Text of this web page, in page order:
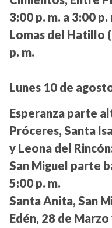
3:00 p. m. a 3:00 p.
Lomas del Hatillo
p. m.
Lunes 10 de
Esperanza parte
Próceres, Santa
y Leona del
San Miguel parte
5:00 p. m.
Santa Anita, San
Edén, 28 de